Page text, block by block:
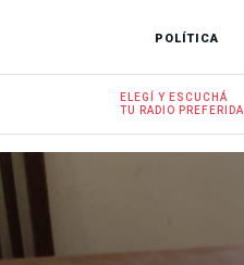
POLÍTICA
ELEGÍ Y ESCUCHÁ
TU RADIO PREFERIDA